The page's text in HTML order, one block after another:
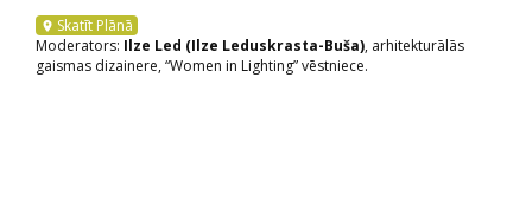
location_on Skatīt Plānā
Moderators: Ilze Led (Ilze Leduskrasta-Buša), arhitekturālās
gaismas dizainere, “Women in Lighting” vēstniece.